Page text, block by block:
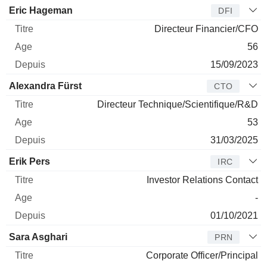
Eric Hageman DFI
Directeur Financier/CFO
56
15/09/2023
Alexandra Fürst CTO
Directeur Technique/Scientifique/R&D
53
31/03/2025
Erik Pers IRC
Investor Relations Contact
-
01/10/2021
Sara Asghari PRN
Corporate Officer/Principal